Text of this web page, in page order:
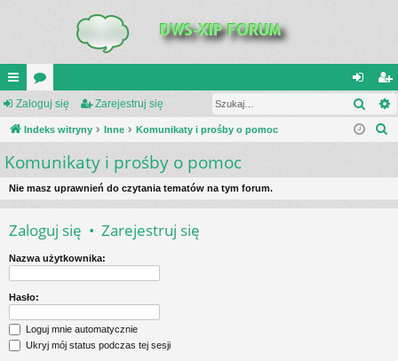
UI
C
K
_L
IN
K
S
or
a
al
og
ę
ar
ej
j
Zaloguj się Zarejestruj się
Indeks witryny Inne Komunikaty i prośby o pomoc
a
Komunikaty i prośby o pomoc
Nie masz uprawnień do czytania tematów na tym forum.
Zaloguj się • Zarejestruj się
Nazwa użytkownika:
Hasło:
Loguj mnie automatycznie
Ukryj mój status podczas tej sesji